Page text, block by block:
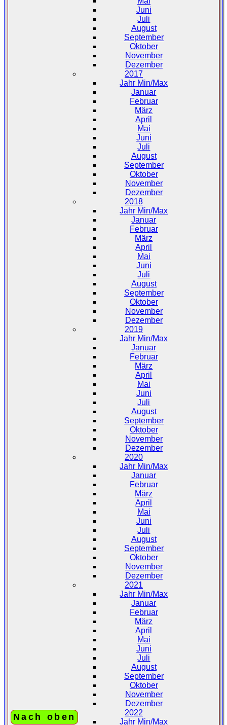
Juni
Juli
August
September
Oktober
November
Dezember
2017
Jahr Min/Max
Januar
Februar
März
April
Mai
Juni
Juli
August
September
Oktober
November
Dezember
2018
Jahr Min/Max
Januar
Februar
März
April
Mai
Juni
Juli
August
September
Oktober
November
Dezember
2019
Jahr Min/Max
Januar
Februar
März
April
Mai
Juni
Juli
August
September
Oktober
November
Dezember
2020
Jahr Min/Max
Januar
Februar
März
April
Mai
Juni
Juli
August
September
Oktober
November
Dezember
2021
Jahr Min/Max
Januar
Februar
März
April
Mai
Juni
Juli
August
September
Oktober
November
Dezember
2022
Jahr Min/Max
Nach oben